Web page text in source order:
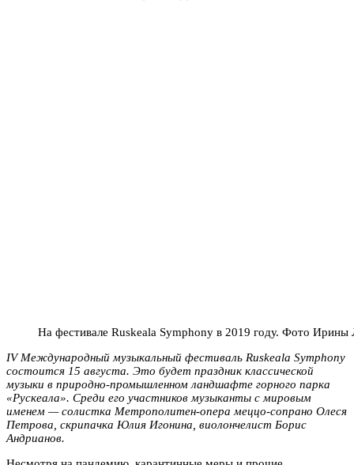
На фестивале Ruskeala Symphony в 2019 году. Фото Ирины
IV Международный музыкальный фестиваль Ruskeala Symphony
состоится 15 августа. Это будет праздник классической
музыки в природно-промышленном ландшафте горного парка
«Рускеала». Среди его участников музыканты с мировым
именем — солистка Метрополитен-опера меццо-сопрано Олеся
Петрова, скрипачка Юлия Игонина, виолончелист Борис
Андрианов.